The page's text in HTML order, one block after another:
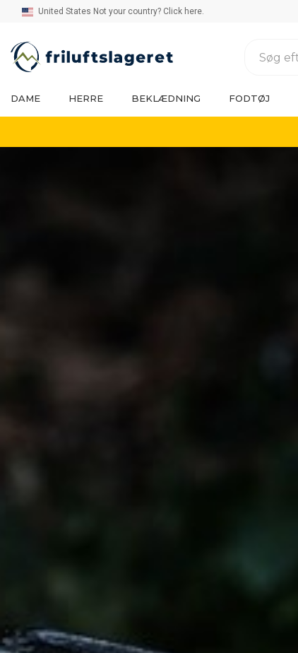
United States Not your country? Click here.
DAME HERRE BEKLÆDNING FODTØJ